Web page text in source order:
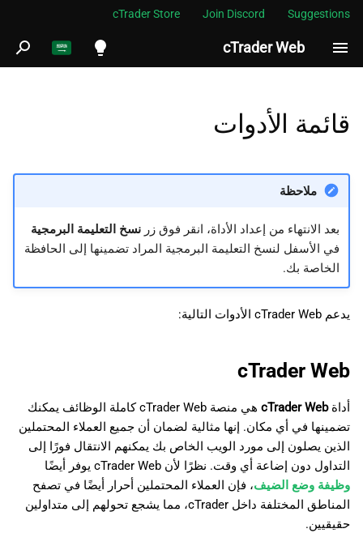
cTrader Store Join Discord Suggestions
cTrader Web
العربية
Melayu
Tiếng Việt
Deutsch
Français
Italiano
Polski
ب
cTrader Web
إستراتيجياتك
إستراتيجية واحدة
الإستراتيجيات المتعددة
الرسم البياني للسوق
قائمة الأدوات
ملاحظة
بعد الانتهاء من إعداد الأداة، انقر فوق زرنسخ التعليمة البرمجية
في الأسفل لنسخ التعليمة البرمجية المراد تضمينها إلى الحافظة
الخاصة بك.
يدعم cTrader Web الأدوات التالية:
cTrader Web
أداةcTrader Web
هي منصة cTrader Web كاملة الوظائف يمكنك
تضمينها في أي مكان. إنها مثالية لضمان أن جميع العملاء المحتملين
الذين يصلون إلى مورد الويب الخاص بك يمكنهم الانتقال فورًا إلى
التداول دون إضاعة أي وقت. نظرًا لأن cTrader Web يوفر أيضًا
وظيفة وضع الضيف، فإن العملاء المحتملين أحرار أيضًا في تصفح
المناطق المختلفة داخل cTrader، مما يشجع تحولهم إلى متداولين
حقيقيين.